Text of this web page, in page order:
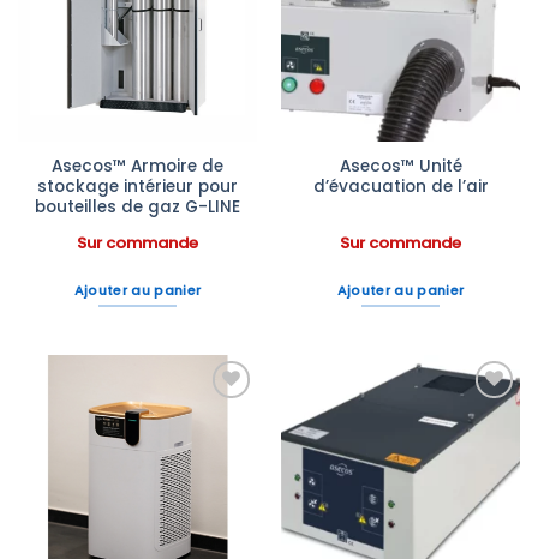
Ajouter
à la liste
Asecos™ Armoire de
stockage intérieur pour
bouteilles de gaz G-LINE
Sur commande
Ajouter au panier
Ajouter
d’envies
Asecos™ Unité
d’évacuation de l’air
Sur commande
Ajouter au panier
Ajouter
à la liste
d’envies
à la liste
d’envies